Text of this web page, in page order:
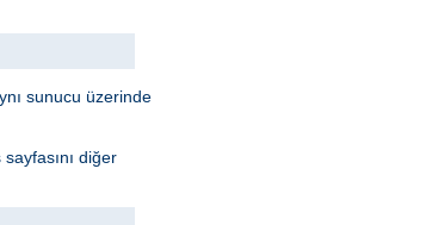
sunucu üzerinde
diğer